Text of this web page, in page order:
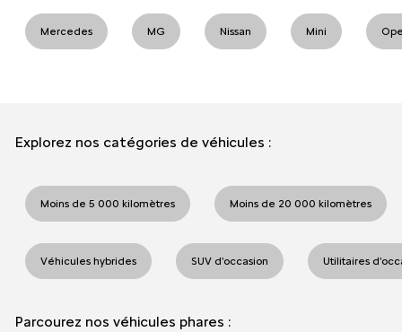
Mercedes MG Nissan Mini
Explorez nos catégories de véhicules :
Moins de 5 000 kilomètres Moins de 20 000 kilomètres
Véhicules hybrides SUV d'occasion Utilitaires
Parcourez nos véhicules phares :